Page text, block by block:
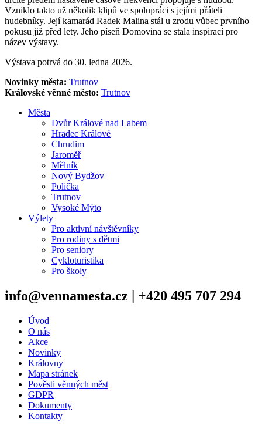
Vzniklo takto už několik klipů ve spolupráci s jejími přáteli
hudebníky. Její kamarád Radek Malina stál u zrodu vůbec prvního
pokusu již před lety. Jeho píseň Domovina se stala inspirací pro
název výstavy.
Výstava potrvá do 30. ledna 2026.
Novinky města: Trutnov
Královské věnné město: Trutnov
Města
Dvůr Králové nad Labem
Hradec Králové
Chrudim
Jaroměř
Mělník
Nový Bydžov
Polička
Trutnov
Vysoké Mýto
Výlety
Pro aktivní návštěvníky
Pro rodiny s dětmi
Pro seniory
Cykloturistika
Pro školy
info@vennamesta.cz | +420 495 707 294
Úvod
O nás
Akce
Novinky
Královny
Mapa stránek
Pověsti věnných měst
GDPR
Dokumenty
Kontakty